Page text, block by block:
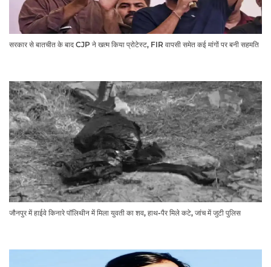
सरकार से बातचीत के बाद CJP ने खत्म किया प्रोटेस्ट, FIR वापसी समेत कई मांगों पर बनी सहमति
जौनपुर में हाईवे किनारे पॉलिथीन में मिला युवती का शव, हाथ-पैर मिले कटे, जांच में जुटी पुलिस